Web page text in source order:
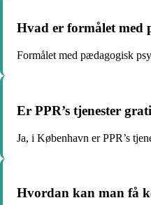
Hvad er formålet med
Formålet med pædagogisk
Er PPR’s tjenester
Ja, i København er PPR’s
Hvordan kan man få